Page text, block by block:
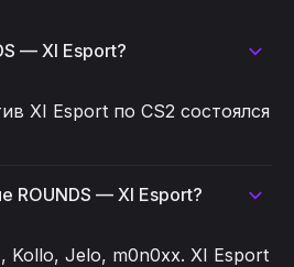
— XI Esport?
XI Esport по CS2 состоялся
ROUNDS — XI Esport?
Kollo, Jelo, m0n0xx. XI Esport